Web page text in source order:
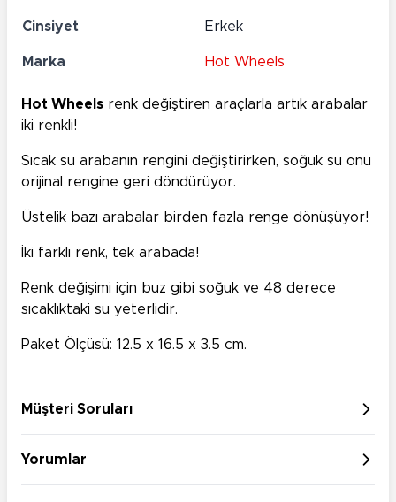
Cinsiyet Erkek
Marka Hot Wheels
Hot Wheels renk değiştiren araçlarla artık arabalar
iki renkli!
Sıcak su arabanın rengini değiştirirken, soğuk su onu
orijinal rengine geri döndürüyor.
Üstelik bazı arabalar birden fazla renge dönüşüyor!
İki farklı renk, tek arabada!
Renk değişimi için buz gibi soğuk ve 48 derece
sıcaklıktaki su yeterlidir.
Paket Ölçüsü: 12.5 x 16.5 x 3.5 cm.
Müşteri Soruları
Yorumlar